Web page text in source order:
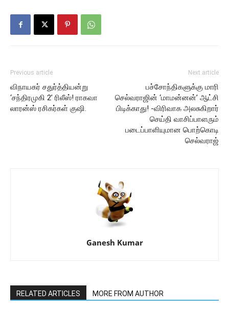
Previous article
விநாயகர் சதுர்த்தியன்று
‘சந்திரமுகி 2’ ரிலீஸ்! ராகவா
லாரன்ஸ் ரசிகர்கள் குஷி.
Next article
பச்சோந்திகளுக்கு மாரி
செல்வராஜின் ‘மாமன்னன்’ ஆட்சி
பிடிக்காது! -விரிவாக அலசுகிறார்
செய்தி வாசிப்பாளரும்
படைப்பாளியுமான பொற்கொடி
செல்வராஜ்
Ganesh Kumar
RELATED ARTICLES MORE FROM AUTHOR